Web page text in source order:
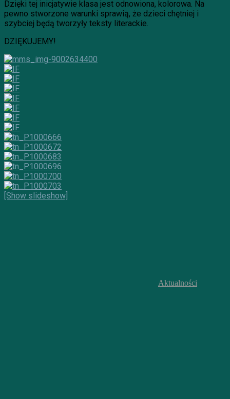
Dzięki tej inicjatywie klasa jest odnowiona, kolorowa. Na
pewno stworzone warunki sprawią, że dzieci chętniej i
szybciej będą tworzyły teksty literackie.
DZIĘKUJEMY!
[Show slideshow]
Aktualności